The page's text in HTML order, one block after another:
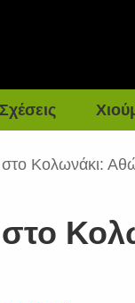
Σχέσεις
Κολωνάκι: